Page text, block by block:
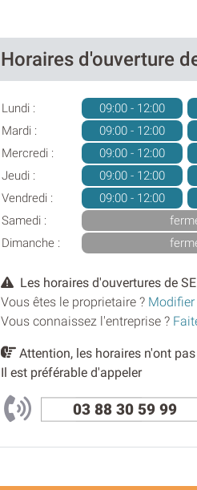
Horaires d'ouverture
Lundi :
09:00 - 12:00
Mardi :
09:00 - 12:00
Mercredi :
09:00 - 12:00
Jeudi :
09:00 - 12:00
Vendredi :
09:00 - 12:00
Samedi :
Dimanche :
Les horaires d'ouvertures de
Vous êtes le proprietaire ?
Vous connaissez l'entreprise ?
Attention, les horaires n'ont
Il est préférable d'appeler
03 88 30 59 99